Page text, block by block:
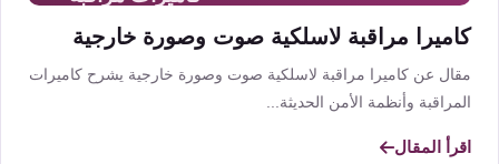
كاميرا مراقبة لاسلكية صوت وصورة خارجية
مقال عن كاميرا مراقبة لاسلكية صوت وصورة خارجية يشرح كاميرات
المراقبة وأنظمة الأمن الحديثة...
اقرأ المقال